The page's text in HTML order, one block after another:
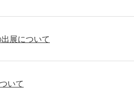
展について
いて